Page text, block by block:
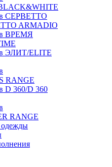
СЕРВЕТТО
ARMADIO
ВРЕМЯ
ЭЛИТ/ELITE
RANGE
D 360/D 360
RANGE
одежды